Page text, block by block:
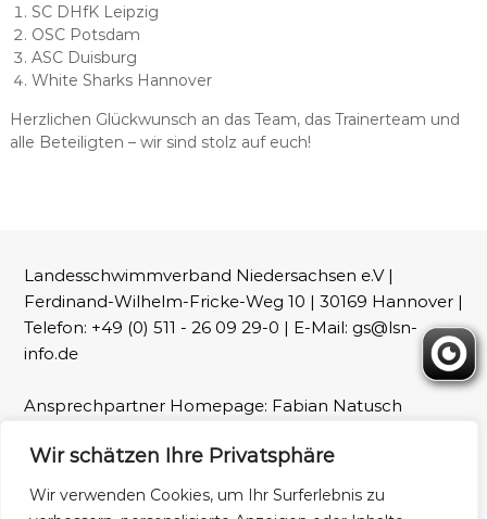
Wir schätzen Ihre Privatsphäre
Wir verwenden Cookies, um Ihr Surferlebnis zu
SC DHfK Leipzig
OSC Potsdam
ASC Duisburg
White Sharks Hannover
Herzlichen Glückwunsch an das Team, das Trainerteam und
alle Beteiligten – wir sind stolz auf euch!
Landesschwimmverband Niedersachsen e.V |
Ferdinand-Wilhelm-Fricke-Weg 10 | 30169 Hannover |
Telefon: +49 (0) 511 - 26 09 29-0 | E-Mail: gs@lsn-
info.de
Ansprechpartner Homepage: Fabian Natusch
Fotos: LSN und Patrick Wallbaum